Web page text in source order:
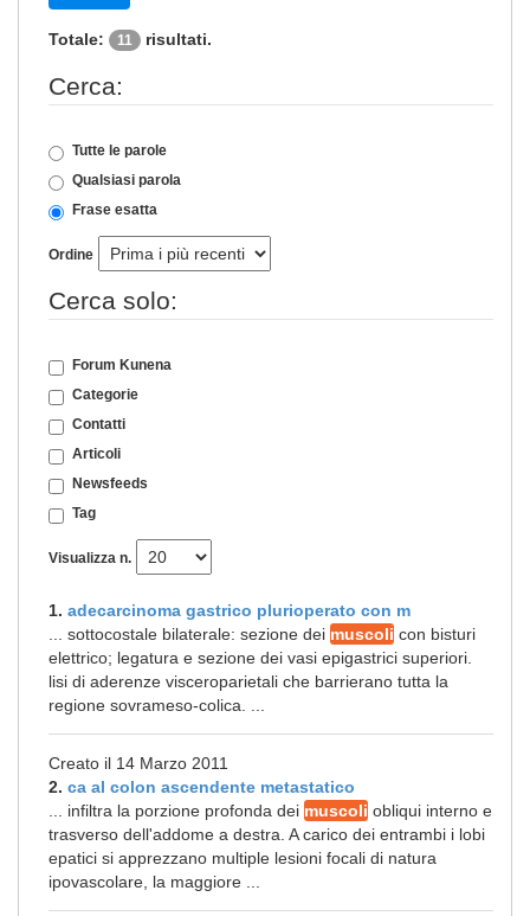
Totale: 11 risultati.
Cerca:
Tutte le parole
Qualsiasi parola
Frase esatta
Ordine
Cerca solo:
Forum Kunena
Categorie
Contatti
Articoli
Newsfeeds
Tag
Visualizza n.
1. adecarcinoma gastrico plurioperato con m
... sottocostale bilaterale: sezione dei muscoli con bisturi
elettrico; legatura e sezione dei vasi epigastrici superiori.
lisi di aderenze visceroparietali che barrierano tutta la
regione sovrameso-colica. ...
Creato il 14 Marzo 2011
2. ca al colon ascendente metastatico
... infiltra la porzione profonda dei muscoli obliqui interno e
trasverso dell'addome a destra. A carico dei entrambi i lobi
epatici si apprezzano multiple lesioni focali di natura
ipovascolare, la maggiore ...